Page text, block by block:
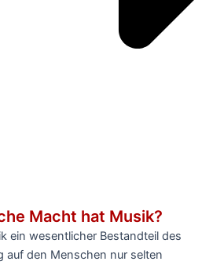
Macht hat Musik?
ein wesentlicher Bestandteil des
auf den Menschen nur selten